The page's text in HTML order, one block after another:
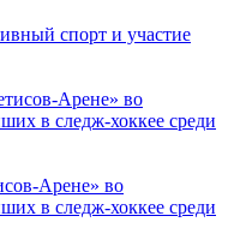
спорт и участие
Арене» во
в следж-хоккее среди